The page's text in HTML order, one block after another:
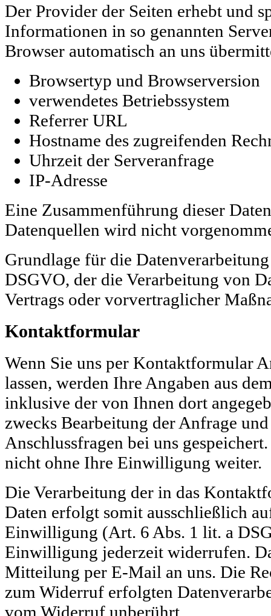
Der Provider der Seiten erhebt und
Informationen in so genannten
Browser automatisch an uns
Browsertyp und Browserversion
verwendetes Betriebssystem
Referrer URL
Hostname des zugreifenden
Uhrzeit der Serveranfrage
IP-Adresse
Eine Zusammenführung dieser
Datenquellen wird nicht
Grundlage für die
DSGVO, der die Verarbeitung von
Vertrags oder vorvertraglicher
Kontaktformular
Wenn Sie uns per Kontaktformular
lassen, werden Ihre Angaben aus
inklusive der von Ihnen dort
zwecks Bearbeitung der Anfrage
Anschlussfragen bei uns
nicht ohne Ihre Einwilligung weiter.
Die Verarbeitung der in das
Daten erfolgt somit ausschließlich
Einwilligung (Art. 6 Abs. 1 lit. a
Einwilligung jederzeit widerrufen.
Mitteilung per E-Mail an uns. Die
zum Widerruf erfolgten
vom Widerruf unberührt.